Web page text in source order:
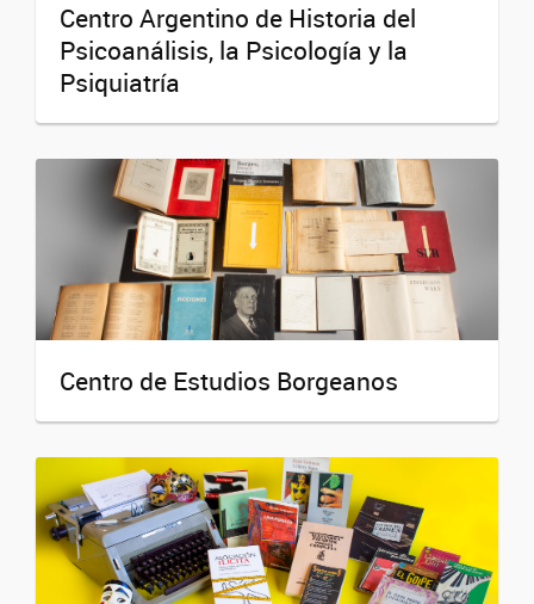
Centro Argentino de Historia del
Psicoanálisis, la Psicología y la
Psiquiatría
Centro de Estudios Borgeanos